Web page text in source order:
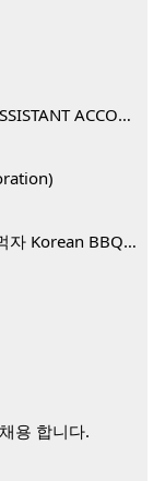
HIRING KOREAN/ENGLISH SPEAKING ASSISTANT ACCOUNT MANAGER
새롭게 오픈하는 (구)타코마 뉴강남 >>> 먹자 Korean BBQ 구인중
용 합니다.